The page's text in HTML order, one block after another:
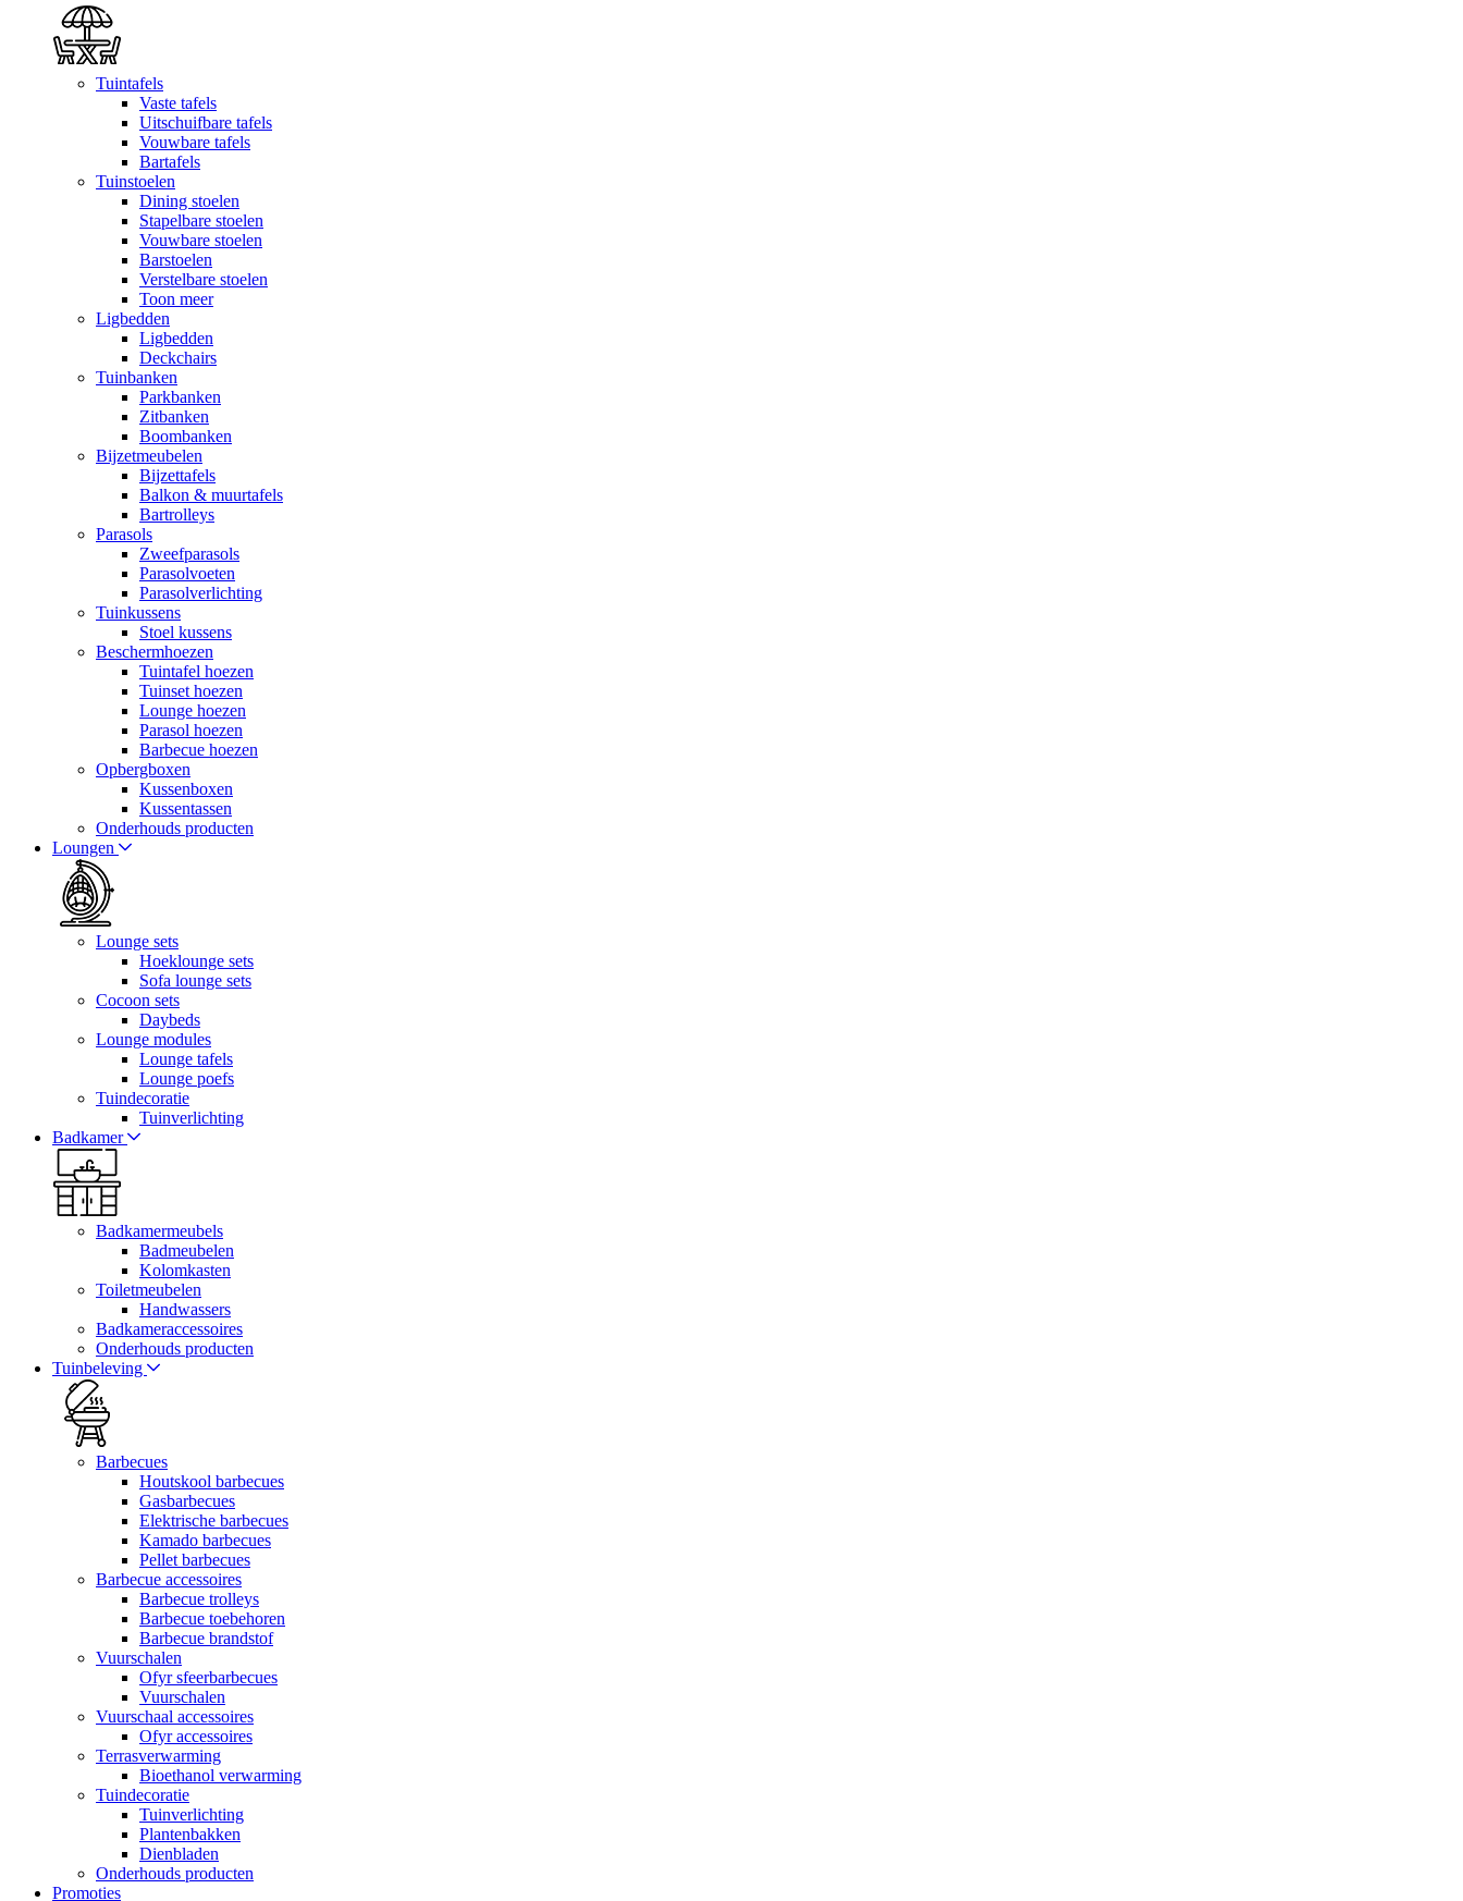
Tuintafels
Vaste tafels
Uitschuifbare tafels
Vouwbare tafels
Bartafels
Tuinstoelen
Dining stoelen
Stapelbare stoelen
Vouwbare stoelen
Barstoelen
Verstelbare stoelen
Toon meer
Ligbedden
Ligbedden
Deckchairs
Tuinbanken
Parkbanken
Zitbanken
Boombanken
Bijzetmeubelen
Bijzettafels
Balkon & muurtafels
Bartrolleys
Parasols
Zweefparasols
Parasolvoeten
Parasolverlichting
Tuinkussens
Stoel kussens
Beschermhoezen
Tuintafel hoezen
Tuinset hoezen
Lounge hoezen
Parasol hoezen
Barbecue hoezen
Opbergboxen
Kussenboxen
Kussentassen
Onderhouds producten
Loungen
Lounge sets
Hoeklounge sets
Sofa lounge sets
Cocoon sets
Daybeds
Lounge modules
Lounge tafels
Lounge poefs
Tuindecoratie
Tuinverlichting
Badkamer
Badkamermeubels
Badmeubelen
Kolomkasten
Toiletmeubelen
Handwassers
Badkameraccessoires
Onderhouds producten
Tuinbeleving
Barbecues
Houtskool barbecues
Gasbarbecues
Elektrische barbecues
Kamado barbecues
Pellet barbecues
Barbecue accessoires
Barbecue trolleys
Barbecue toebehoren
Barbecue brandstof
Vuurschalen
Ofyr sfeerbarbecues
Vuurschalen
Vuurschaal accessoires
Ofyr accessoires
Terrasverwarming
Bioethanol verwarming
Tuindecoratie
Tuinverlichting
Plantenbakken
Dienbladen
Onderhouds producten
Promoties